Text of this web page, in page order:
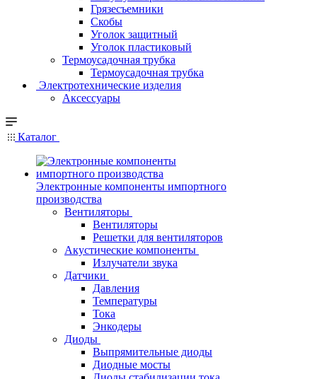
Грязесъемники
Скобы
Уголок защитный
Уголок пластиковый
Термоусадочная трубка
Термоусадочная трубка
Электротехнические изделия
Аксессуары
Каталог
Электронные компоненты импортного
производства
Вентиляторы
Вентиляторы
Решетки для вентиляторов
Акустические компоненты
Излучатели звука
Датчики
Давления
Температуры
Тока
Энкодеры
Диоды
Выпрямительные диоды
Диодные мосты